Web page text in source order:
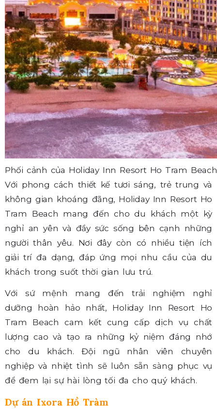
Phối cảnh của Holiday Inn Resort Ho Tram Beach
Với phong cách thiết kế tươi sáng, trẻ trung và
không gian khoáng đãng, Holiday Inn Resort Ho
Tram Beach mang đến cho du khách một kỳ
nghỉ an yên và đầy sức sống bên cạnh những
người thân yêu. Nơi đây còn có nhiều tiện ích
giải trí đa dạng, đáp ứng mọi nhu cầu của du
khách trong suốt thời gian lưu trú.
Với sứ mệnh mang đến trải nghiệm nghỉ
dưỡng hoàn hảo nhất, Holiday Inn Resort Ho
Tram Beach cam kết cung cấp dịch vụ chất
lượng cao và tạo ra những kỷ niệm đáng nhớ
cho du khách. Đội ngũ nhân viên chuyên
nghiệp và nhiệt tình sẽ luôn sẵn sàng phục vụ
để đem lại sự hài lòng tối đa cho quý khách.
Dự án Ixora Hồ Tràm